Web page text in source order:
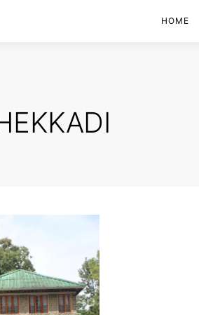
HOME